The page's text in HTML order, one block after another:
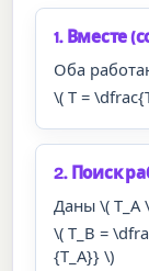
1. Вместе
Оба
\( T =
2. Поиск
Даны \( T_A
\( T_B =
{T_A}} \)